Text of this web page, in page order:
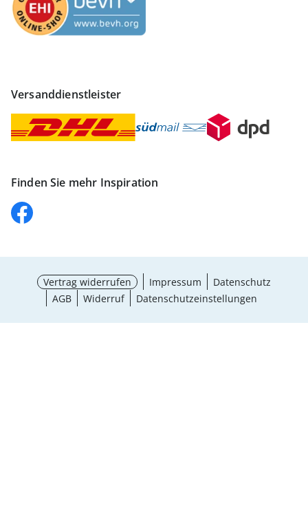
Versanddienstleister
Finden Sie mehr Inspiration
Vertrag widerrufen Impressum
Datenschutz
AGB
Widerruf Datenschutzeinstellungen